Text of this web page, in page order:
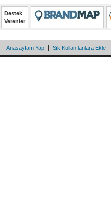
Destek
Verenler
Anasayfam Yap Sık Kullanılanlara Ekle